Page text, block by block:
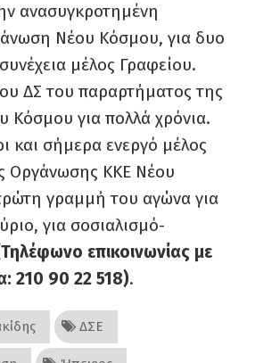
ανασυγκροτημένη
Νέου Κόσμου, για δυο
μέλος Γραφείου.
ΔΣ του παραρτήματος της
Κόσμου για πολλά χρόνια.
και σήμερα ενεργό μέλος
Οργάνωσης ΚΚΕ Νέου
γραμμή του αγώνα για
για σοσιαλισμό-
επικοινωνίας με
210 90 22 518).
ΔΣΕ